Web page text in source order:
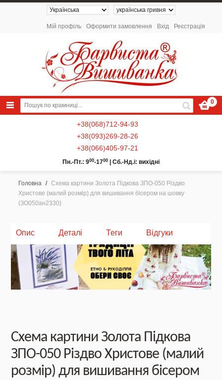
Мій профіль Оформити замовлення Вхід Реєстрація
0
+38(068)712-94-93
+38(093)269-28-26
+38(066)405-97-21
Пн.-Пт.: 900-1700 Сб.-Нд.і: вихідні
NEW 2026 - Колекція «Українські
Натюрморти» / Схеми для вишивки
NEW DROP 26 - МОТАНКА
NEW 2026 - "Українська айдентика -
проєкт про вишиванки"
Головна / Схема картини Золота Підкова ЗПО-050 Різдво
Христове (малий розмір) для вишивання бісером на шовку
(ЗО050ан2330)
Опис Деталі Теги Відгуки
Схема картини Золота Підкова
ЗПО-050 Різдво Христове (малий
розмір) для вишивання бісером